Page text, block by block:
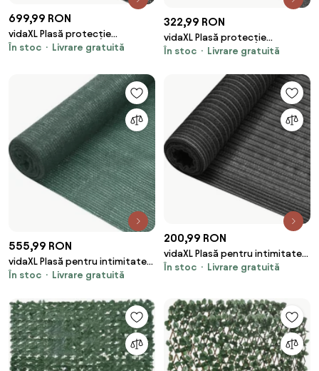
699,99 RON
vidaXL Plasă protecție
intimitate, negru, 2x50 m,
În stoc Livrare gratuită
322,99 RON
vidaXL Plasă protecție
intimitate, negru, 1,8x50 m,
În stoc Livrare gratuită
555,99 RON
vidaXL Plasă pentru intimitate,
verde, 3,6x50 m, HDPE, 75 g/m²
În stoc Livrare gratuită
200,99 RON
vidaXL Plasă pentru intimitate,
antracit, 1x25 m, HDPE, 195 g/m²
În stoc Livrare gratuită